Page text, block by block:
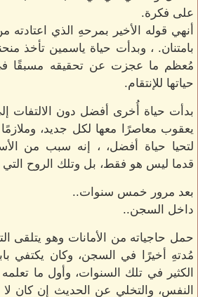
على فكرة.
أنهي قوله الأخير بمرحهِ الذي اعتادته
بامتنان. ، وبدأت حياة ياسمين تأخذ
مُعظم ما عجزت عن تحقيقه مسبقًا
حياتها للإنتقام.
بدأت حياة أُخرى أفضل دون الالتفات
يعقوب معاصرًا معها لكل جديد،
لتحيا حياة أفضل، ، إنه سبب من
قدما ليس هو فقط، بل وتلك الروح التي
بعد مرور خمس سنوات..
داخل السجن..
حمل حاجياته من الأمانات وهو يتلقى
مُدتهِ أخيرًا في السجن، وكان يكتفي
الكثير في تلك السنوات، وأول ما
النفس، والتخلي عن الحديث إن كان